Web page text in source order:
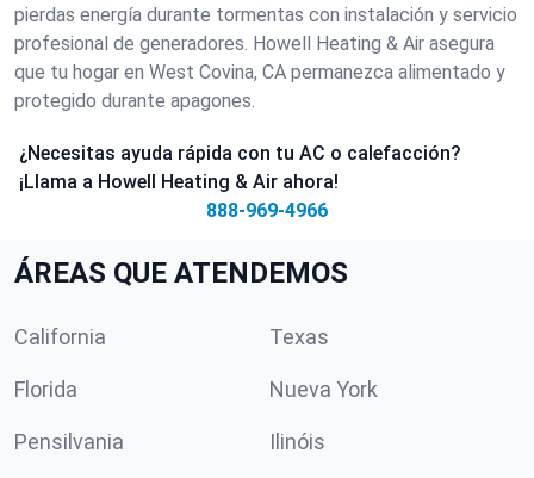
pierdas energía durante tormentas con instalación y servicio
profesional de generadores. Howell Heating & Air asegura
que tu hogar en West Covina, CA permanezca alimentado y
protegido durante apagones.
¿Necesitas ayuda rápida con tu AC o calefacción?
¡Llama a Howell Heating & Air ahora!
888-969-4966
ÁREAS QUE ATENDEMOS
California Texas
Florida Nueva York
Pensilvania Ilinóis